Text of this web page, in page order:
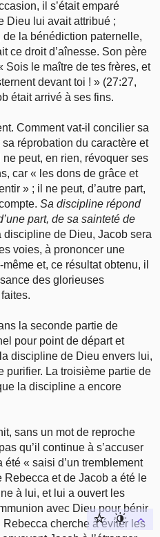
il s’était emparé
Dieu lui avait attribué ;
la bénédiction paternelle,
ce droit d’aînesse. Son père
Sois le maître de tes frères, et
devant toi ! » (27:27,
était arrivé à ses fins.
Comment vat-il concilier sa
réprobation du caractère et
peut, en rien, révoquer ses
car « les dons de grâce et
» ; il ne peut, d’autre part,
Sa discipline répond
part, de sa sainteté de
discipline de Dieu, Jacob sera
voies, à prononcer une
et, ce résultat obtenu, il
des glorieuses
la seconde partie de
pour point de départ et
discipline de Dieu envers lui,
purifier. La troisième partie de
la discipline a encore
sans un mot de reproche
qu’il continue à s’accuser
« saisi d’un tremblement
Rebecca et de Jacob a été le
à lui, et lui a ouvert les
avec Dieu pour bénir
cherche à éviter les